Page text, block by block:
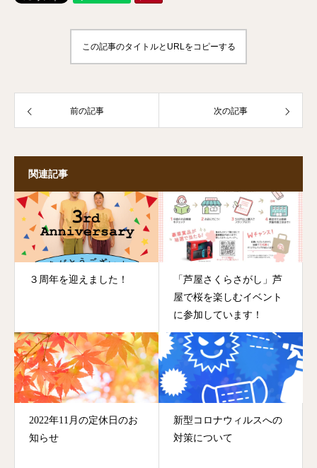
この記事のタイトルとURLをコピーする
前の記事 次の記事
関連記事
３周年を迎えました！
「芦屋さくらさがし」芦
屋で桜を楽しむイベント
に参加しています！
2022年11月の定休日のお
知らせ
新型コロナウィルスへの
対策について